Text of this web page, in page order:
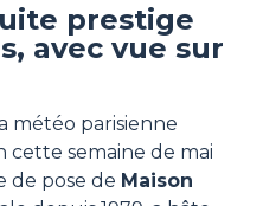
prestige
avec vue sur
météo parisienne
cette semaine de mai
de pose de Maison